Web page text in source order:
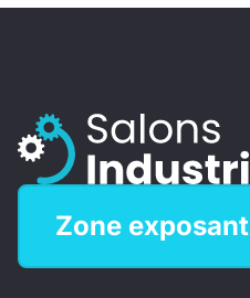
Zone exposant